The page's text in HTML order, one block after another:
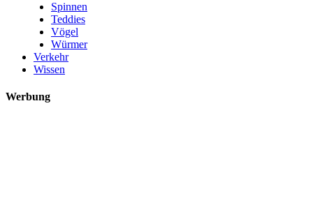
Spinnen
Teddies
Vögel
Würmer
Verkehr
Wissen
Werbung